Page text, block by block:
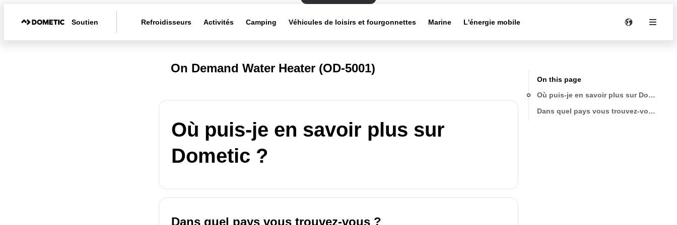
Soutien Refroidisseurs Activités Camping Véhicules de loisirs et fourgonnettes Marine L'énergie mobile
On Demand Water Heater (OD-5001)
Où puis-je en savoir plus sur
Dometic ?
Dans quel pays vous trouvez-vous ?
On this page
Où puis-je en savoir plus sur Dometic ?
Dans quel pays vous trouvez-vous ?